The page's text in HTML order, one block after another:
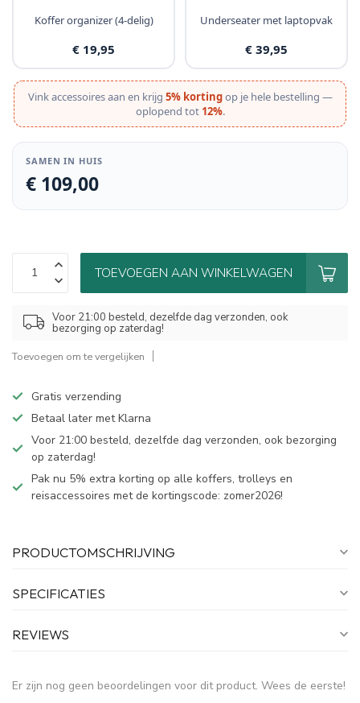
Koffer organizer (4-delig)
€ 19,95
Underseater met laptopvak
€ 39,95
Vink accessoires aan en krijg 5% kortingop je hele bestelling —
oplopend tot 12%.
SAMEN IN HUIS
€ 109,00
TOEVOEGEN AAN WINKELWAGEN
Voor 21:00 besteld, dezelfde dag verzonden, ook
bezorging op zaterdag!
Toevoegen om te vergelijken
Gratis verzending
Betaal later met Klarna
Voor 21:00 besteld, dezelfde dag verzonden, ook bezorging
op zaterdag!
Pak nu 5% extra korting op alle koffers, trolleys en
reisaccessoires met de kortingscode: zomer2026!
PRODUCTOMSCHRIJVING
SPECIFICATIES
REVIEWS
Er zijn nog geen beoordelingen voor dit product. Wees de eerste!